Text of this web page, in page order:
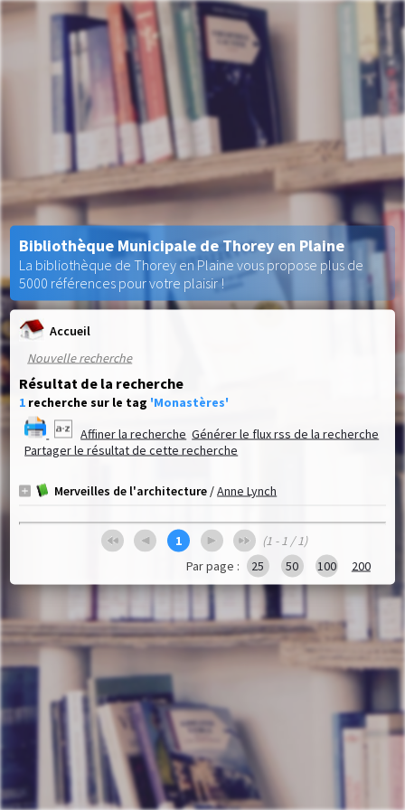
Accueil
Nouvelle recherche
Résultat de la recherche
1 recherche sur le tag 'Monastères'
Affiner la recherche Générer le flux rss de la recherche
Partager le résultat de cette recherche
Merveilles de l'architecture /Anne Lynch
1
(1 - 1 / 1)
Par page :
25 50 100 200
Bibliothèque Municipale de Thorey en Plaine
La bibliothèque de Thorey en Plaine vous propose plus de
5000 références pour votre plaisir !